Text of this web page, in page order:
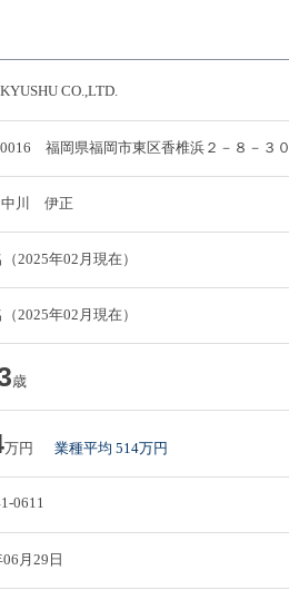
CO.,LTD.
福岡県福岡市東区香椎浜２－８－３０
川 伊正
2025年02月現在）
2025年02月現在）
歳
万円 業種平均 514万円
0611
月29日